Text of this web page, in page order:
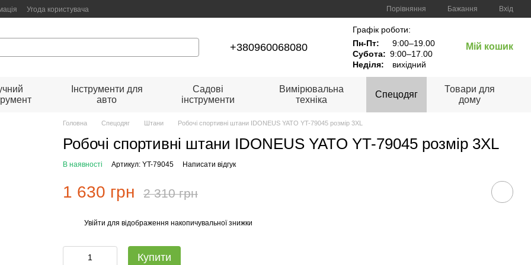
Угода користувача Порівняння Бажання Вхід
+380960068080
Графік роботи:
Пн-Пт:
9:00–19.00
Субота: 9:00–17.00
Неділя:
вихідний
Мій кошик
Інструменти для
авто
Садові
інструменти
Вимірювальна
техніка
Спецодяг
Товари для
дому
Головна Спецодяг Штани Робочі спортивні штани IDONEUS YATO YT-79045 розмір 3XL
Робочі спортивні штани IDONEUS YATO YT-79045 розмір 3XL
В наявності Артикул: YT-79045 Написати відгук
1 630 грн 2 310 грн
Увійти для відображення накопичувальної знижки
Купити